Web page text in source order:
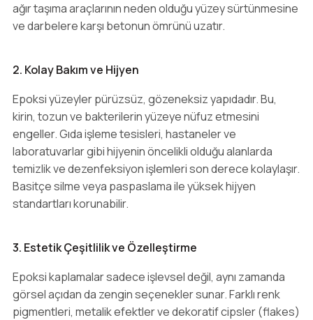
ağır taşıma araçlarının neden olduğu yüzey sürtünmesine
ve darbelere karşı betonun ömrünü uzatır.
2. Kolay Bakım ve Hijyen
Epoksi yüzeyler pürüzsüz, gözeneksiz yapıdadır. Bu,
kirin, tozun ve bakterilerin yüzeye nüfuz etmesini
engeller. Gıda işleme tesisleri, hastaneler ve
laboratuvarlar gibi hijyenin öncelikli olduğu alanlarda
temizlik ve dezenfeksiyon işlemleri son derece kolaylaşır.
Basitçe silme veya paspaslama ile yüksek hijyen
standartları korunabilir.
3. Estetik Çeşitlilik ve Özelleştirme
Epoksi kaplamalar sadece işlevsel değil, aynı zamanda
görsel açıdan da zengin seçenekler sunar. Farklı renk
pigmentleri, metalik efektler ve dekoratif cipsler (flakes)